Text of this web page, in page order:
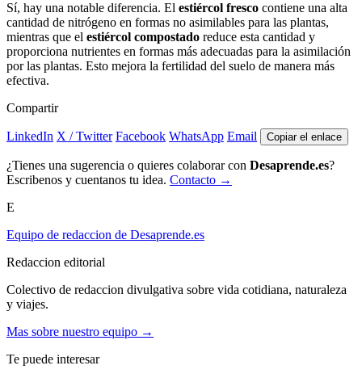
Sí, hay una notable diferencia. El estiércol fresco contiene una alta
cantidad de nitrógeno en formas no asimilables para las plantas,
mientras que el estiércol compostado reduce esta cantidad y
proporciona nutrientes en formas más adecuadas para la asimilación
por las plantas. Esto mejora la fertilidad del suelo de manera más
efectiva.
Compartir
LinkedIn X / Twitter Facebook WhatsApp Email Copiar el enlace
¿Tienes una sugerencia o quieres colaborar con Desaprende.es?
Escribenos y cuentanos tu idea. Contacto →
E
Equipo de redaccion de Desaprende.es
Redaccion editorial
Colectivo de redaccion divulgativa sobre vida cotidiana, naturaleza
y viajes.
Mas sobre nuestro equipo →
Te puede interesar